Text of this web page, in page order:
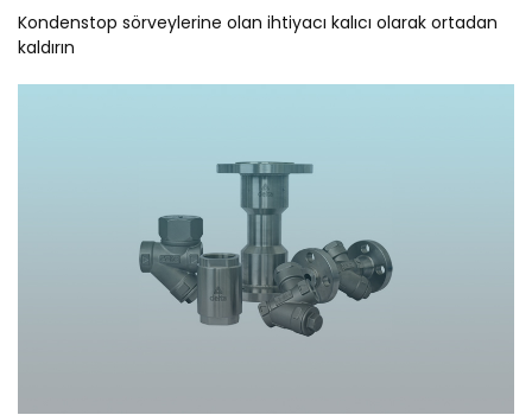
Kondenstop sörveylerine olan ihtiyacı kalıcı olarak ortadan
kaldırın